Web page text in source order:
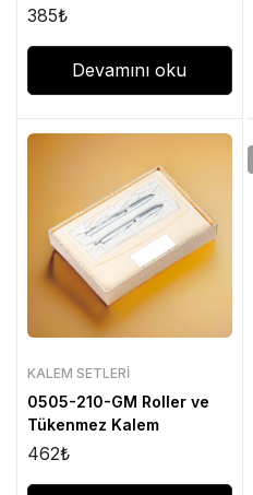
385₺
Devamını oku
KALEM SETLERI
0505-210-GM Roller ve
Tükenmez Kalem
462₺